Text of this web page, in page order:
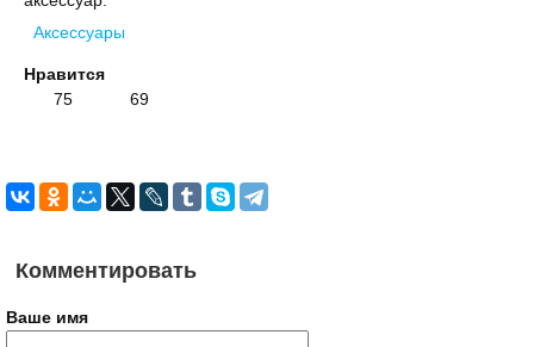
Аксессуары
Нравится
75
69
Комментировать
Ваше имя